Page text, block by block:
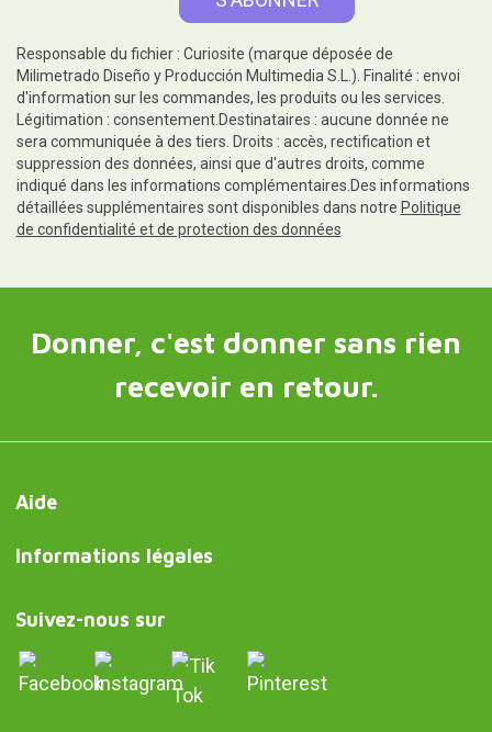
Responsable du fichier : Curiosite (marque déposée de
Milimetrado Diseño y Producción Multimedia S.L.). Finalité : envoi
d'information sur les commandes, les produits ou les services.
Légitimation : consentement.Destinataires : aucune donnée ne
sera communiquée à des tiers. Droits : accès, rectification et
suppression des données, ainsi que d'autres droits, comme
indiqué dans les informations complémentaires.Des informations
détaillées supplémentaires sont disponibles dans notre Politique
de confidentialité et de protection des données
Donner, c'est donner sans rien
recevoir en retour.
Aide
Informations légales
Suivez-nous sur